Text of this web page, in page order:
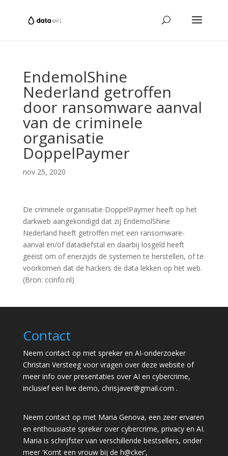
EndemolShine
Nederland getroffen
door ransomware aanval
van de criminele
organisatie
DoppelPaymer
nov 25, 2020
De criminele organisatie DoppelPaymer heeft op het
darkweb aangekondigd dat zij EndemolShine
Nederland heeft getroffen met een ransomware-
aanval en/of datadiefstal en daarbij losgeld heeft
geëist om of enerzijds de systemen te herstellen, of te
voorkomen dat de hackers de data lekken op het web.
(Bron: ccinfo.nl)
Contact
Neem contact op met spreker en AI-onderzoeker
Christan Versteeg voor vragen over deze website of
meer info over presentaties over AI en cybercrime,
inclusief een live demo, chrisjaver@gmail.com .
Neem contact op met Maria Genova, een zeer ervaren
en enthousiaste spreker over cybercrime, privacy en AI.
Maria is schrijfster van verschillende bestsellers, onder
meer ‘Komt een vrouw bij de h@cker’,